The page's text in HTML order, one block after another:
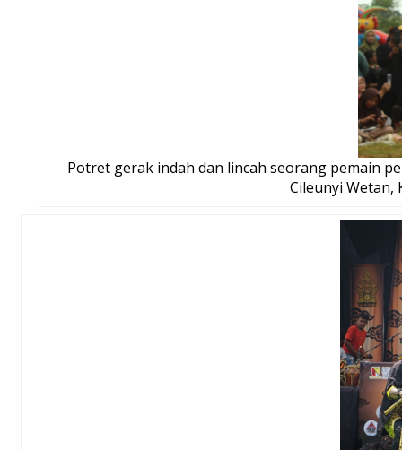
Potret gerak indah dan lincah seorang pemain
Cileunyi Wetan,